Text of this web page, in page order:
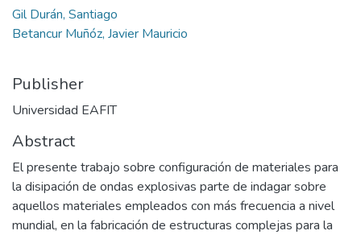
Gil Durán, Santiago
Betancur Muñóz, Javier Mauricio
Publisher
Universidad EAFIT
Abstract
El presente trabajo sobre configuración de materiales para
la disipación de ondas explosivas parte de indagar sobre
aquellos materiales empleados con más frecuencia a nivel
mundial, en la fabricación de estructuras complejas para la